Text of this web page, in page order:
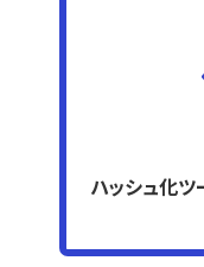
ハッシュ化